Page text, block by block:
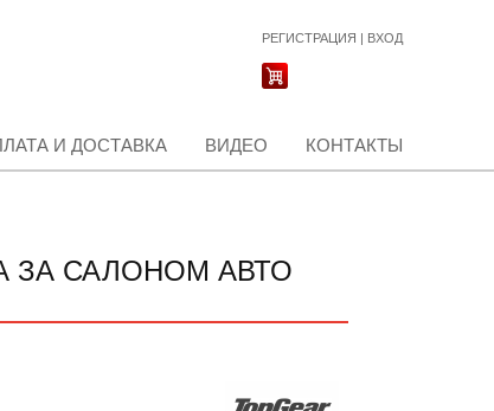
РЕГИСТРАЦИЯ | ВХОД
И ДОСТАВКА ВИДЕО КОНТАКТЫ
ЗА САЛОНОМ АВТО